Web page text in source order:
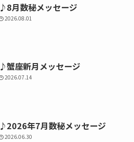
♪8月数秘メッセージ
2026.08.01
♪蟹座新月メッセージ
2026.07.14
♪2026年7月数秘メッセージ
2026.06.30